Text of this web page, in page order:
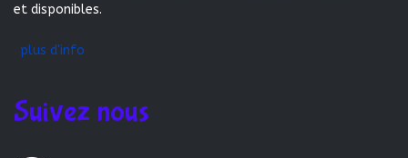
et disponibles.
plus d'info
Suivez nous